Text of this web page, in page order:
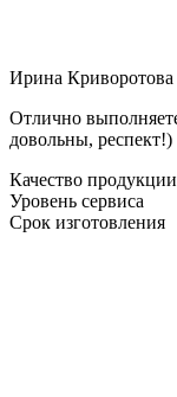
Ирина Криворотова
Отлично
довольны, респект!)
Качество продукции
Уровень сервиса
Срок изготовления